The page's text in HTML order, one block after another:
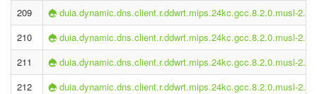
209
duia.dynamic.dns.client.r.ddwrt.mips.24kc.gcc.8.2.0.musl-
210
duia.dynamic.dns.client.r.ddwrt.mips.24kc.gcc.8.2.0.musl-
211
duia.dynamic.dns.client.r.ddwrt.mips.24kc.gcc.8.2.0.musl-
212
duia.dynamic.dns.client.r.ddwrt.mips.24kc.gcc.8.2.0.musl-